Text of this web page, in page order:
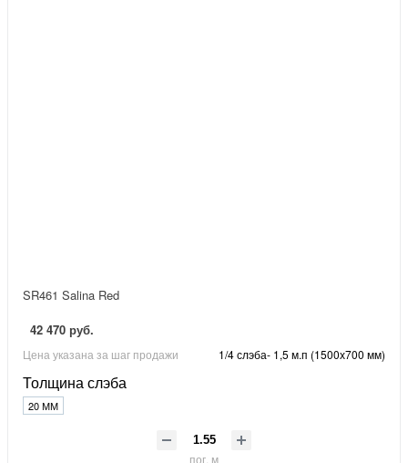
SR461 Salina Red
42 470 руб.
Цена указана за шаг продажи 1/4 слэба- 1,5 м.п (1500х700 мм)
Толщина слэба
20 ММ
пог. м